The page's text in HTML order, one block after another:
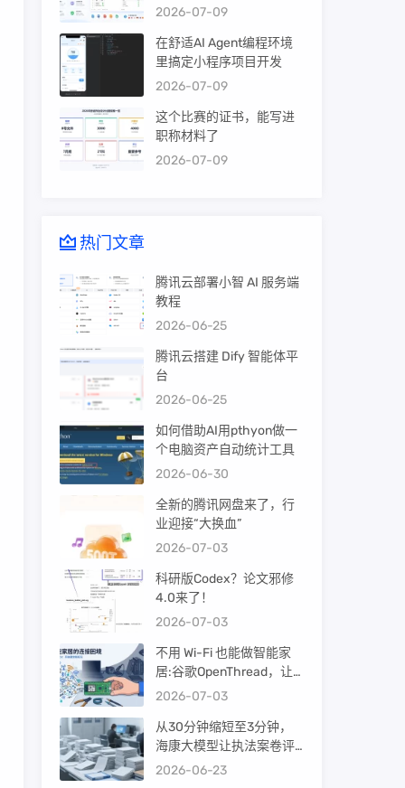
2026-07-09
在舒适AI Agent编程环境
里搞定小程序项目开发
2026-07-09
这个比赛的证书，能写进
职称材料了
2026-07-09
热门文章
腾讯云部署小智 AI 服务端
教程
2026-06-25
腾讯云搭建 Dify 智能体平
台
2026-06-25
如何借助AI用pthyon做一
个电脑资产自动统计工具
2026-06-30
全新的腾讯网盘来了，行
业迎接“大换血”
2026-07-03
科研版Codex？论文邪修
4.0来了！
2026-07-03
不用 Wi-Fi 也能做智能家
居:谷歌OpenThread，让
ESP32-C6 直接组 Thread
2026-07-03
从30分钟缩短至3分钟，
海康大模型让执法案卷评
查提效10倍！
2026-06-23